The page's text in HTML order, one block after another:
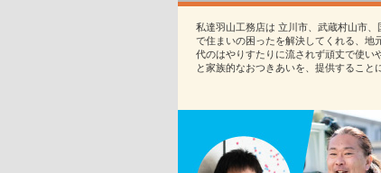
私達羽山工務店は 立川市、武蔵村山市
で住まいの困ったを解決してくれる、
代のはやりすたりに流されず頑丈で使
と家族的なおつきあいを、提供すること